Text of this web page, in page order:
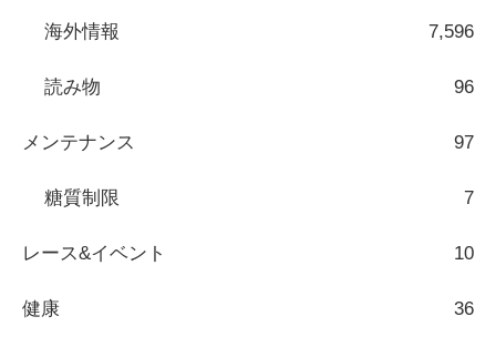
海外情報 7,596
読み物 96
メンテナンス 97
糖質制限 7
レース&イベント 10
健康 36